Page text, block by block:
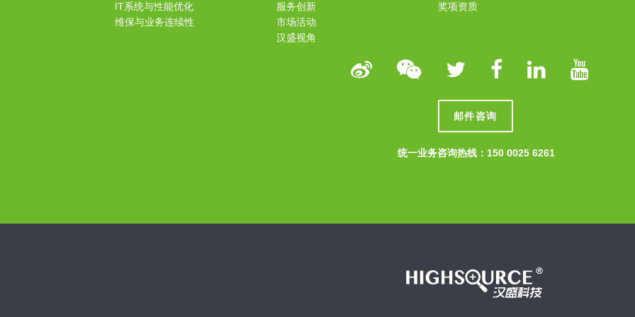
IT系统与性能优化
维保与业务连续性
服务创新
市场活动
汉盛视角
奖项资质
邮件咨询
统一业务咨询热线：150 0025 6261